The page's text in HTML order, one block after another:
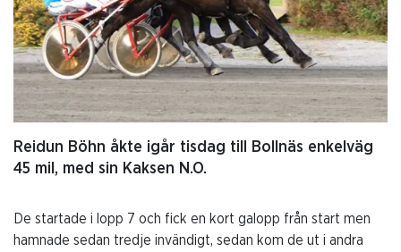
Reidun Böhn åkte igår tisdag till Bollnäs enkelväg
45 mil, med sin Kaksen N.O.
De startade i lopp 7 och fick en kort galopp från start men
hamnade sedan tredje invändigt, sedan kom de ut i andra